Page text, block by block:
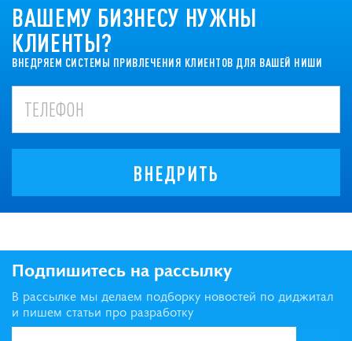
ВАШЕМУ БИЗНЕСУ НУЖНЫ
КЛИЕНТЫ?
ВНЕДРЯЕМ СИСТЕМЫ ПРИВЛЕЧЕНИЯ КЛИЕНТОВ ДЛЯ ВАШЕЙ НИШИ
ВНЕДРИТЬ
Подпишитесь на рассылку
В рассылке мы делаем подборку новостей по диджитал
и пишем статьи про разработку